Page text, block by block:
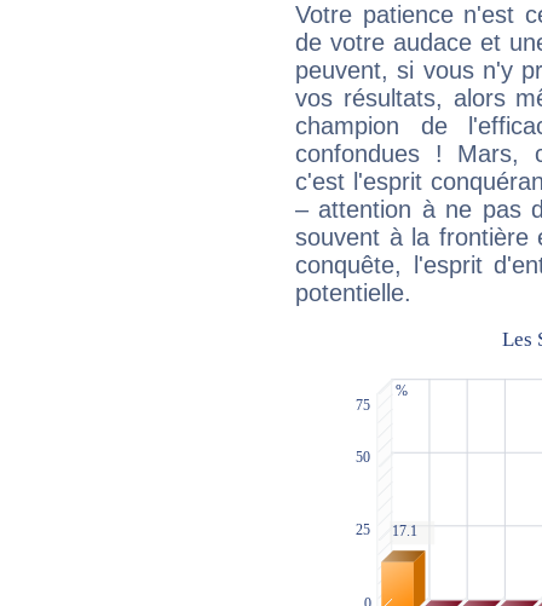
Votre patience n'est
de votre audace et
peuvent, si vous n'y
vos résultats, alors
champion de
confondues ! Mars,
c'est l'esprit
– attention à ne pas
souvent à la frontière
conquête, l'esprit
potentielle.